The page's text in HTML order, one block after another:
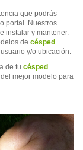
que podrás
portal. Nuestros
instalar y mantener.
de césped
y/o ubicación.
de tu césped
mejor modelo para